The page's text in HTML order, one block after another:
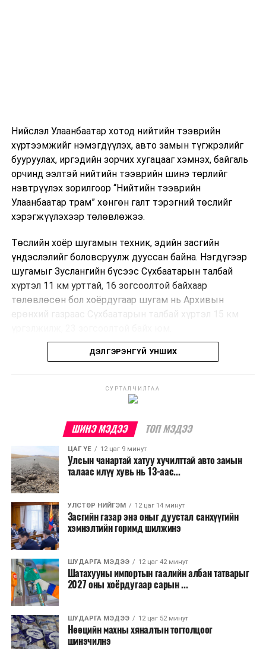
Нийслэл Улаанбаатар хотод нийтийн тээврийн
хүртээмжийг нэмэгдүүлэх, авто замын түгжрэлийг
бууруулах, иргэдийн зорчих хугацааг хэмнэх, байгаль
орчинд ээлтэй нийтийн тээврийн шинэ төрлийг
нэвтрүүлэх зорилгоор “Нийтийн тээврийн
Улаанбаатар трам” хөнгөн галт тэрэгний төслийг
хэрэгжүүлэхээр төлөвлөжээ.
Төслийн хоёр шугамын техник, эдийн засгийн
үндэслэлийг боловсруулж дууссан байна. Нэгдүгээр
шугамыг Зуслангийн бүсээс Сүхбаатарын талбай
хүртэл 11 км урттай, 16 зогсоолтой байхаар
төлөвлөсөн бол хоёрдугаар шугам нь Архивын
ерөнхий газраас Сүхбаатарын талбай хүртэл 15 км
Төслийг бүрэн хэрэгжүүлснээр цагт 10-12 мянган
Трамвайн системийг хөгжүүлснээр нийтийн тээвэрт
суурилсан хот төлөвлөлтийг дэмжиж, шугам болон
зогсоолуудыг түшиглэсэн худалдаа, үйлчилгээ, орон
сууцны шинэ бүсүүд бий болох боломжтой. Үүний
зэрэгцээ ажлын байр нэмэгдэх, жижиг, дунд
бизнесийн үйл ажиллагаа өргөжих, үл хөдлөх
хөрөнгийн үнэ цэнэ өсөх зэрэг эдийн засгийн эерэг
үр нөлөө үзүүлнэ гэж тооцсон байна.
Трамвай нь цахилгаан эрчим хүчээр ажилладаг тул
ашиглалтын явцад агаар бохирдуулагч бодис шууд
ялгаруулахгүй. Иргэд хувийн автомашинаас их
багтаамжийн нийтийн тээвэрт шилжсэнээр замын
хөдөлгөөний ачаалал, нүүрстөрөгчийн давхар исэл
болон бусад хүлэмжийн хийн ялгарлыг бууруулах ач
холбогдолтой.
ДЭЛГЭРЭНГҮЙ УНШИХ
СУРТАЛЧИЛГАА
ШИНЭ МЭДЭЭ ТОП МЭДЭЭ
ЦАГ ҮЕ 12 цаг 9 минут
Улсын чанартай хатуу хучилттай авто замын
талаас илүү хувь нь 13-аас...
УЛСТӨР НИЙГЭМ 12 цаг 14 минут
Засгийн газар энэ оныг дуустал санхүүгийн
хэмнэлтийн горимд шилжинэ
ШУДАРГА МЭДЭЭ 12 цаг 42 минут
Шатахууны импортын гаалийн албан татварыг
2027 оны хоёрдугаар сарын ...
ШУДАРГА МЭДЭЭ 12 цаг 52 минут
Нөөцийн махны хяналтын тогтолцоог
шинэчилнэ